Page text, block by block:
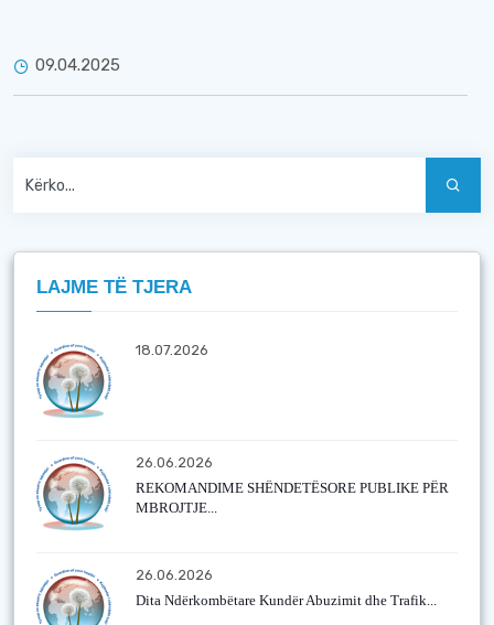
09.04.2025
LAJME TË TJERA
18.07.2026
26.06.2026
REKOMANDIME SHËNDETËSORE PUBLIKE PËR
MBROJTJE...
26.06.2026
Dita Ndërkombëtare Kundër Abuzimit dhe Trafik...